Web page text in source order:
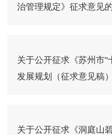
治管理规定》征求意见
关于公开征求《苏州市"
发展规划（征求意见稿
关于公开征求《洞庭山